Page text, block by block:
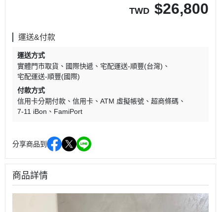
TWD $26,800
運送&付款
運送方式
實體門市取貨
國際快遞
宅配運送-順豐(台灣)
宅配運送-順豐(國際)
付款方式
信用卡分期付款
信用卡 ATM 虛擬帳號
超商條碼
7-11 iBon
FamiPort
分享商品到
商品詳情